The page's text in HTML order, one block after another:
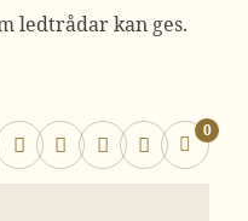
ledtrådar kan ges.
0